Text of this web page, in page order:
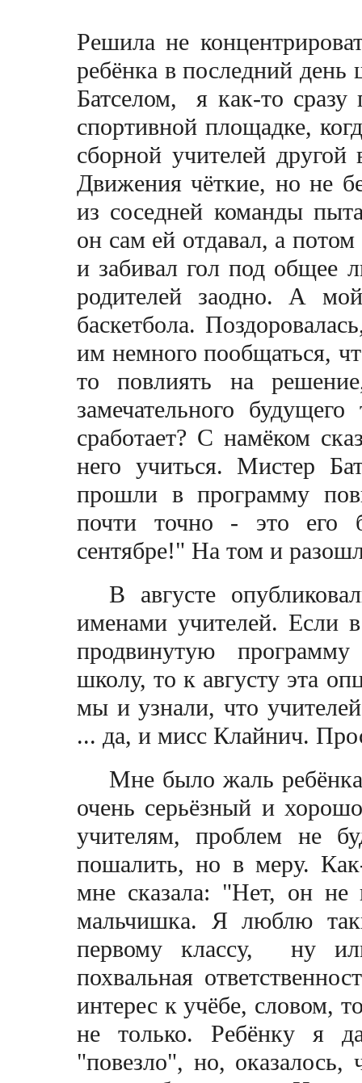
Решила не
ребёнка в последний
Батселом, я как-то сразу
спортивной площадке,
сборной учителей другой
Движения чёткие, но не
из соседней команды
он сам ей отдавал, а
и забивал гол под общее
родителей заодно. А
баскетбола.
им немного пообщаться,
то повлиять на
замечательного
сработает? С намёком
него учиться. Мистер
прошли в программу
почти точно - это его
сентябре!" На том и
В августе
именами учителей. Если
продвинутую
школу, то к августу эта
мы и узнали, что
... да, и мисс Клайнич.
Мне было жаль
очень серьёзный и
учителям, проблем не
пошалить, но в меру.
мне сказала: "Нет, он
мальчишка. Я люблю
первому классу, ну
похвальная
интерес к учёбе, словом,
не только. Ребёнку я
"повезло", но,